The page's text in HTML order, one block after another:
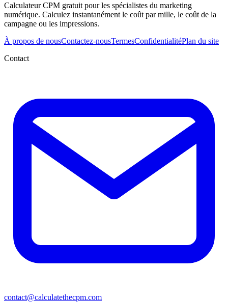
Calculateur CPM gratuit pour les spécialistes du marketing
numérique. Calculez instantanément le coût par mille, le coût de la
campagne ou les impressions.
À propos de nousContactez-nousTermesConfidentialitéPlan du site
Contact
contact@calculatethecpm.com